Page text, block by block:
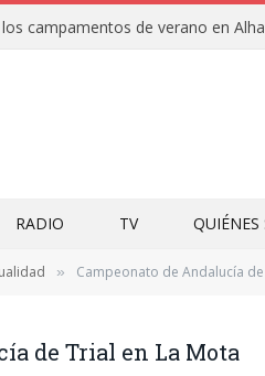
RADIO TV QUIÉNES
» Campeonato de Andalucía
de Trial en La Mota